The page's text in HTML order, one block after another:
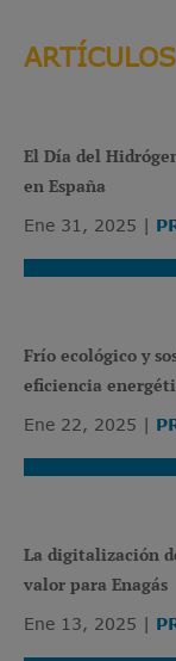
El Día del
en España
Ene 31, 2025
Frío ecológico y
eficiencia
Ene 22, 2025
La digitalización
valor para Enagás
Ene 13, 2025